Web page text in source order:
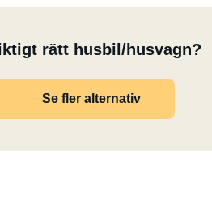
rätt husbil/husvagn?
Se fler alternativ